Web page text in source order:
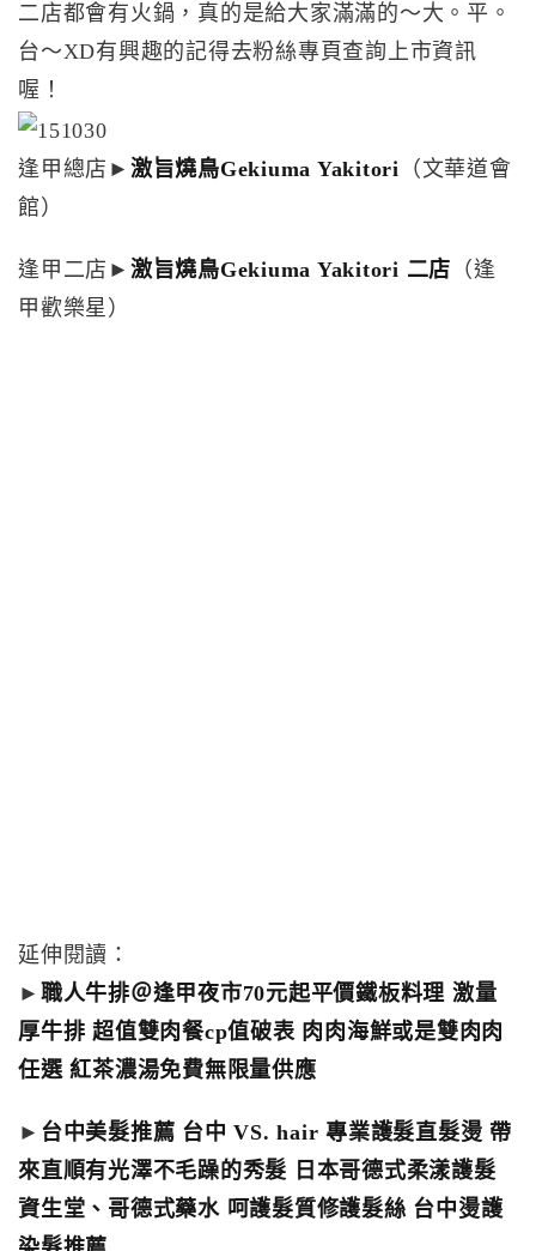
二店都會有火鍋，真的是給大家滿滿的～大。平。
台～XD有興趣的記得去粉絲專頁查詢上市資訊
喔！
逢甲總店► 激旨燒鳥Gekiuma Yakitori （文華道會
館）
逢甲二店► 激旨燒鳥Gekiuma Yakitori 二店 （逢
甲歡樂星）
延伸閱讀：
► 職人牛排＠逢甲夜市70元起平價鐵板料理 激量
厚牛排 超值雙肉餐cp值破表 肉肉海鮮或是雙肉肉
任選 紅茶濃湯免費無限量供應
► 台中美髮推薦 台中 VS. hair 專業護髮直髮燙 帶
來直順有光澤不毛躁的秀髮 日本哥德式柔漾護髮
資生堂、哥德式藥水 呵護髮質修護髮絲 台中燙護